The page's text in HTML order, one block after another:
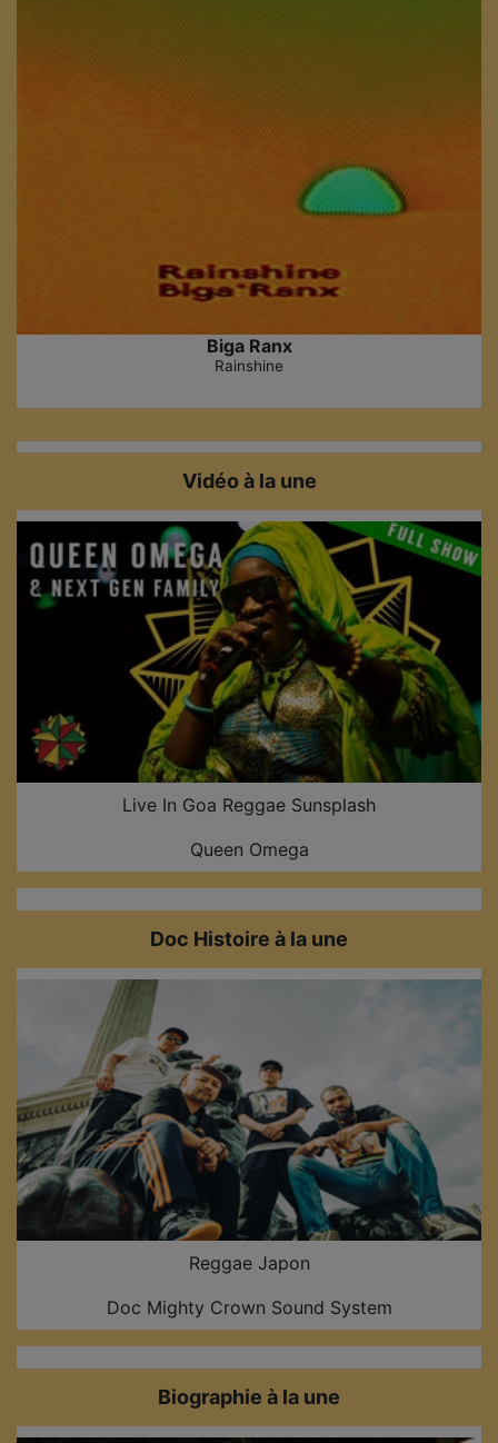
Biga Ranx
Rainshine
Vidéo à la une
Live In Goa Reggae Sunsplash
Queen Omega
Doc Histoire à la une
Reggae Japon
Doc Mighty Crown Sound System
Biographie à la une